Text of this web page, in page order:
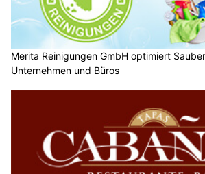
Merita Reinigungen GmbH optimiert
Unternehmen und Büros